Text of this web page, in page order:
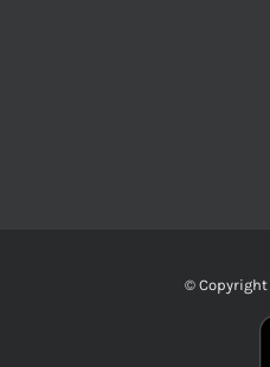
© Copyright